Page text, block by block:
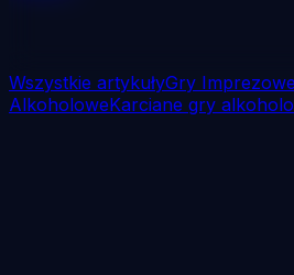
Wszystkie artykułyGry Imprezowe
AlkoholoweKarciane gry